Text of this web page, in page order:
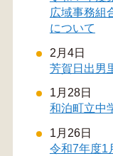
広域事務組
について
2月4日
芳賀日出男
1月28日
和泊町立中
1月26日
令和7年度1